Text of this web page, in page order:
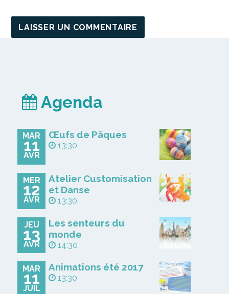
Agenda
MAR
11
AVR
Œufs de Pâques
13:30
MER
12
AVR
Atelier Customisation
et Danse
13:30
JEU
13
AVR
Les senteurs du
monde
14:30
MAR
11
JUIL
Animations été 2017
13:30